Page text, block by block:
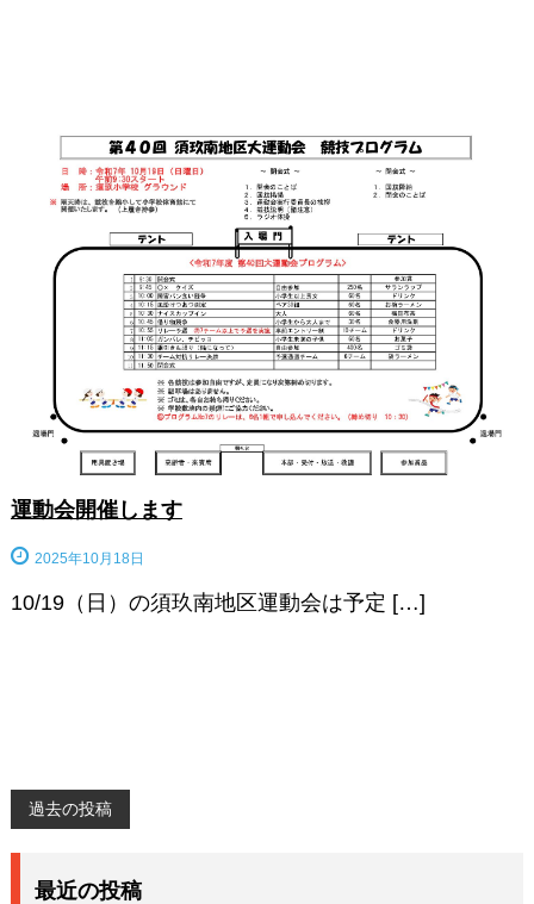
運動会開催します
2025年10月18日
10/19（日）の須玖南地区運動会は予定 […]
投
稿
過去の投稿
最近の投稿